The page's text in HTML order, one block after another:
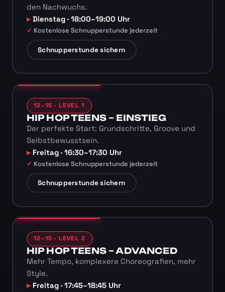
den Nachwuchs.
Dienstag · 18:00–19:00 Uhr
Kostenlose Schnupperstunde jederzeit
Schnupperstunde sichern
12–15 · LEVEL 1
HIP HOP TEENS – EINSTIEG
Der perfekte Start: Grundschritte, Groove und
Selbstbewusstsein.
Freitag · 16:30–17:30 Uhr
Kostenlose Schnupperstunde jederzeit
Schnupperstunde sichern
12–15 · LEVEL 2
HIP HOP TEENS – ADVANCED
Mehr Tempo, komplexere Choreografien, mehr
Style.
Freitag · 17:45–18:45 Uhr